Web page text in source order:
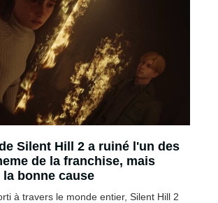
Silent Hill 2 a ruiné l'un des
de la franchise, mais
bonne cause
à travers le monde entier, Silent Hill 2